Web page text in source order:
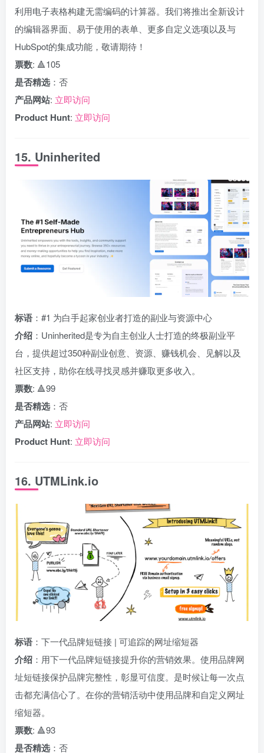
利用电子表格构建无需编码的计算器。我们将推出全新设计
的编辑器界面、易于使用的表单、更多自定义选项以及与
HubSpot的集成功能，敬请期待！
票数: 🔺105
是否精选 ：否
产品网站: 立即访问
Product Hunt: 立即访问
15. Uninherited
标语 ：#1 为白手起家创业者打造的副业与资源中心
介绍 ：Uninherited是专为自主创业人士打造的终极副业平
台，提供超过350种副业创意、资源、赚钱机会、见解以及
社区支持，助你在线寻找灵感并赚取更多收入。
票数: 🔺99
是否精选 ：否
产品网站: 立即访问
Product Hunt: 立即访问
16. UTMLink.io
标语 ：下一代品牌短链接 | 可追踪的网址缩短器
介绍 ：用下一代品牌短链接提升你的营销效果。使用品牌网
址短链接保护品牌完整性，彰显可信度。是时候让每一次点
击都充满信心了。在你的营销活动中使用品牌和自定义网址
缩短器。
票数: 🔺93
是否精选 ：否